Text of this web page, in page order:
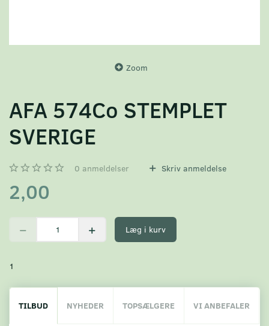
Zoom
AFA 574Co STEMPLET
SVERIGE
0 anmeldelser Skriv anmeldelse
2,00
Læg i kurv
1
TILBUD NYHEDER TOPSÆLGERE VI ANBEFALER